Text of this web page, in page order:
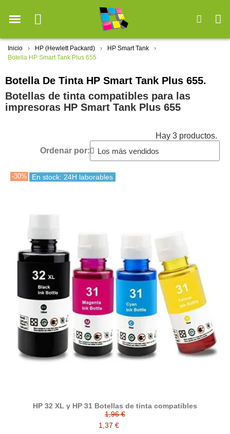
Inicio HP (Hewlett Packard)
HP Smart Tank
Botella HP Smart Tank Plus 655
Botella De Tinta HP Smart Tank Plus 655.
Botellas de tinta compatibles para las
impresoras HP Smart Tank Plus 655
Hay 3 productos.
Ordenar por:
-30% En stock: 24H laborables
HP 32 XL y HP 31 Botellas de tinta compatibles
1,96 €
1,37 €